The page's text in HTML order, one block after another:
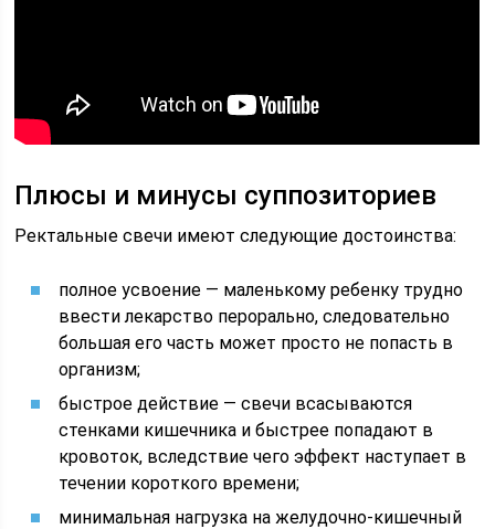
Плюсы и минусы суппозиториев
Ректальные свечи имеют следующие достоинства:
полное усвоение — маленькому ребенку трудно
ввести лекарство перорально, следовательно
большая его часть может просто не попасть в
организм;
быстрое действие — свечи всасываются
стенками кишечника и быстрее попадают в
кровоток, вследствие чего эффект наступает в
течении короткого времени;
минимальная нагрузка на желудочно-кишечный